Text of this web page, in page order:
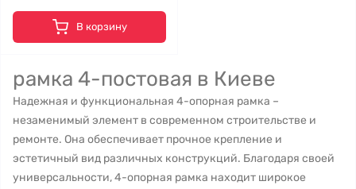
В корзину
рамка 4-постовая в Киеве
Надежная и функциональная 4-опорная рамка –
незаменимый элемент в современном строительстве и
ремонте. Она обеспечивает прочное крепление и
эстетичный вид различных конструкций. Благодаря своей
универсальности, 4-опорная рамка находит широкое